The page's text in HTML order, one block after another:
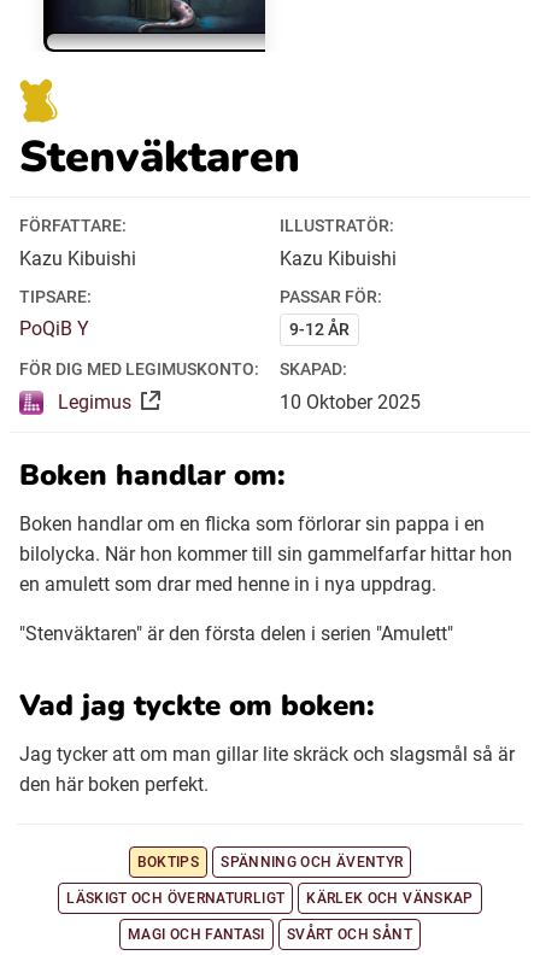
Kaale (Romska)
Resanderomani (Romska)
Kelderash (Romska)
Stenväktaren
FÖRFATTARE:
Kazu Kibuishi
ILLUSTRATÖR:
Kazu Kibuishi
TIPSARE:
PoQiB Y
PASSAR FÖR:
9-12 ÅR
FÖR DIG MED LEGIMUSKONTO:
Legimus
SKAPAD:
10 Oktober 2025
Boken handlar om:
Boken handlar om en flicka som förlorar sin pappa i en
bilolycka. När hon kommer till sin gammelfarfar hittar hon
en amulett som drar med henne in i nya uppdrag.
"Stenväktaren" är den första delen i serien "Amulett"
Vad jag tyckte om boken:
Jag tycker att om man gillar lite skräck och slagsmål så är
den här boken perfekt.
BOKTIPS SPÄNNING OCH ÄVENTYR
LÄSKIGT OCH ÖVERNATURLIGT KÄRLEK OCH VÄNSKAP
MAGI OCH FANTASI SVÅRT OCH SÅNT